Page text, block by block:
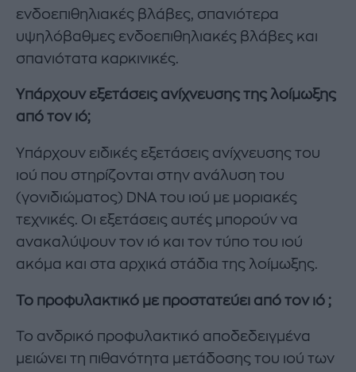
ενδοεπιθηλιακές βλάβες, σπανιότερα
υψηλόβαθμες ενδοεπιθηλιακές βλάβες και
σπανιότατα καρκινικές.
Υπάρχουν εξετάσεις ανίχνευσης της λοίμωξης
από τον ιό;
Υπάρχουν ειδικές εξετάσεις ανίχνευσης του
ιού που στηρίζονται στην ανάλυση του
(γονιδιώματος) DNA του ιού με μοριακές
τεχνικές. Οι εξετάσεις αυτές μπορούν να
ανακαλύψουν τον ιό και τον τύπο του ιού
ακόμα και στα αρχικά στάδια της λοίμωξης.
Το προφυλακτικό με προστατεύει από τον ιό ;
Το ανδρικό προφυλακτικό αποδεδειγμένα
μειώνει τη πιθανότητα μετάδοσης του ιού των